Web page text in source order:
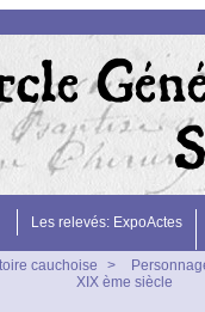
Les relevés: ExpoActes
cauchoise >
XIX ème siècle